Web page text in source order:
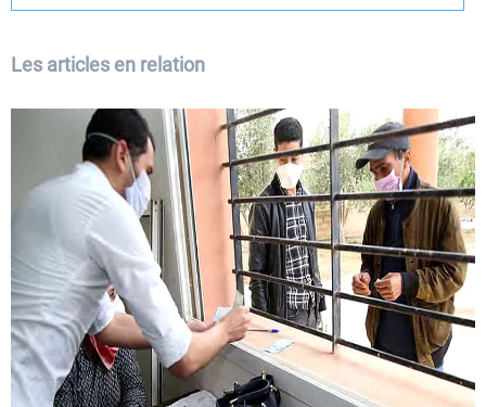
Les articles en relation